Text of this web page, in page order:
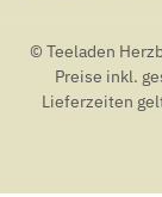
© Teeladen
Preise inkl.
Lieferzeiten